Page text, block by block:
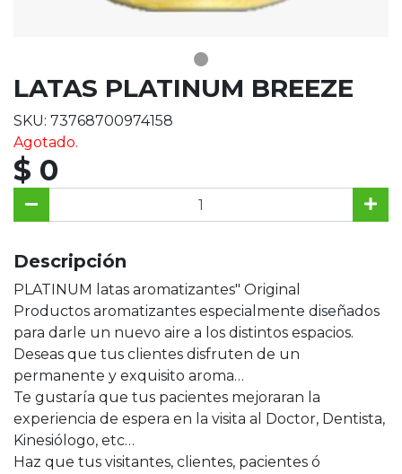
LATAS PLATINUM BREEZE
SKU: 73768700974158
Agotado.
$ 0
Descripción
PLATINUM latas aromatizantes" Original
Productos aromatizantes especialmente diseñados
para darle un nuevo aire a los distintos espacios.
Deseas que tus clientes disfruten de un
permanente y exquisito aroma…
Te gustaría que tus pacientes mejoraran la
experiencia de espera en la visita al Doctor, Dentista,
Kinesiólogo, etc…
Haz que tus visitantes, clientes, pacientes ó